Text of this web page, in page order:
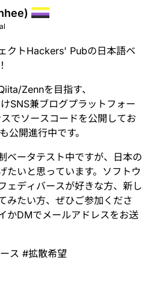
クトHackers' Pubの日本語ベ
Zennを目指す、
SNS兼ブログプラットフォー
でソースコードを公開してお
公開進行中です。
ベータテスト中ですが、日本の
たいと思っています。ソフトウ
ェディバースが好きな方、新し
みたい方、ぜひご参加くださ
かDMでメールアドレスをお送
ス #拡散希望